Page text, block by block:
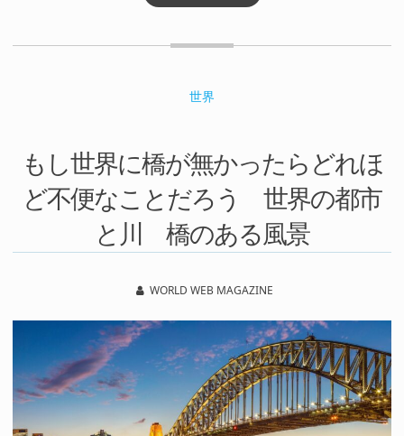
世界
もし世界に橋が無かったらどれほ
ど不便なことだろう 世界の都市
と川 橋のある風景
WORLD WEB MAGAZINE